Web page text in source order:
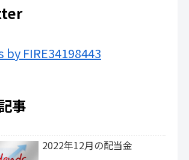
by FIRE34198443
事
2022年12月の配当金